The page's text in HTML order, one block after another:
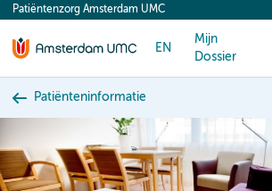
content
Patiëntenzorg Amsterdam UMC
EN
Mijn
Dossier
Patiënteninformatie